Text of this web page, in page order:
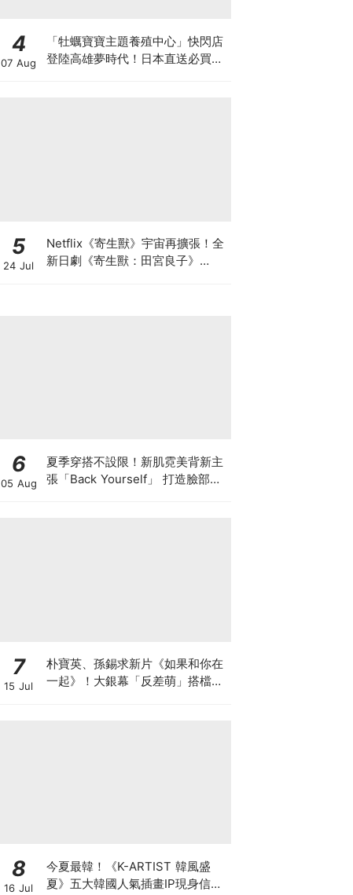
4
07 Aug
「牡蠣寶寶主題養殖中心」快閃店
登陸高雄夢時代！日本直送必買周
5
24 Jul
Netflix《寄生獸》宇宙再擴張！全
新日劇《寄生獸：田宮良子》
6
05 Aug
夏季穿搭不設限！新肌霓美背新主
張「Back Yourself」 打造臉部級
7
15 Jul
朴寶英、孫錫求新片《如果和你在
一起》！大銀幕「反差萌」搭檔、
8
16 Jul
今夏最韓！《K-ARTIST 韓風盛
夏》五大韓國人氣插畫IP現身信義